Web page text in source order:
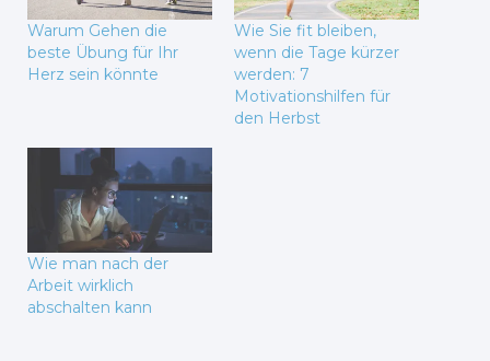
Warum Gehen die
beste Übung für Ihr
Herz sein könnte
Wie Sie fit bleiben,
wenn die Tage kürzer
werden: 7
Motivationshilfen für
den Herbst
Wie man nach der
Arbeit wirklich
abschalten kann